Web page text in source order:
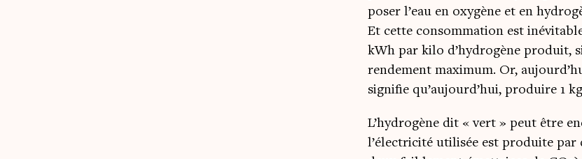
po­ser l’eau en oxy­gène et en
Et cette consom­ma­tion est
kWh par kilo d’hydrogène pro­duit,
ren­de­ment maxi­mum. Or,
signi­fie qu’aujourd’hui, pro­duire 1
L’hydrogène dit « vert » peut être
l’électricité uti­li­sée est pro­duite par